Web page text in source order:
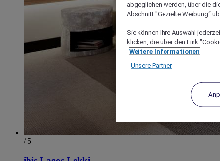
/ 5
abgeglichen werden, über die
Abschnitt "Gezielte Werbung“
Sie können Ihre Auswahl
klicken, die über den Link
Weitere Informationen
Unsere Partner